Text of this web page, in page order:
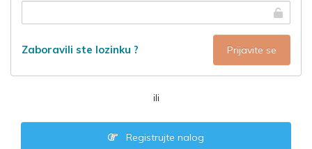
Zaboravili ste lozinku ?
ili
Registrujte nalog